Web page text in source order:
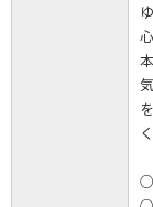
○